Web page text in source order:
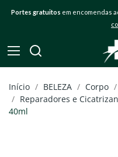
Portes gratuitos em encomendas
Início BELEZA Corpo
Reparadores e
40ml